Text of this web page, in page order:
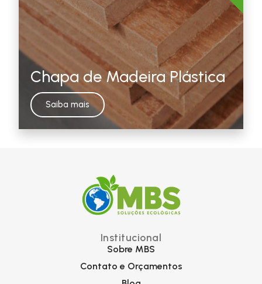
Chapa de Madeira Plástica
Saiba mais
Institucional
Sobre MBS
Contato e Orçamentos